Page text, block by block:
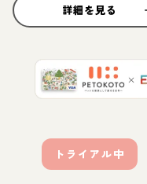
詳細を見る
トライアル中